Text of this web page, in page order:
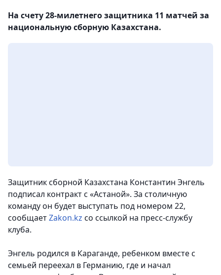
На счету 28-милетнего защитника 11 матчей за
национальную сборную Казахстана.
Защитник сборной Казахстана Константин Энгель
подписал контракт с «Астаной». За столичную
команду он будет выступать под номером 22,
сообщаетZakon.kz со ссылкой на пресс-службу
клуба.
Энгель родился в Караганде, ребенком вместе с
семьей переехал в Германию, где и начал